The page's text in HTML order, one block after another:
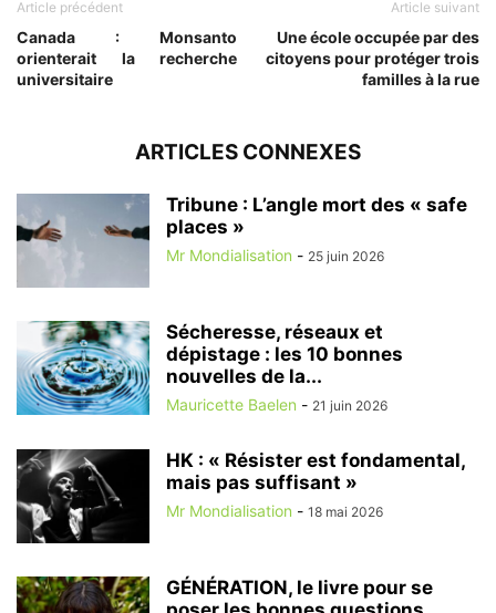
Article précédent
Canada : Monsanto
orienterait la recherche
universitaire
Article suivant
Une école occupée par des
citoyens pour protéger trois
familles à la rue
ARTICLES CONNEXES
Tribune : L’angle mort des « safe
places »
Mr Mondialisation - 25 juin 2026
Sécheresse, réseaux et
dépistage : les 10 bonnes
nouvelles de la...
Mauricette Baelen - 21 juin 2026
HK : « Résister est fondamental,
mais pas suffisant »
Mr Mondialisation - 18 mai 2026
GÉNÉRATION, le livre pour se